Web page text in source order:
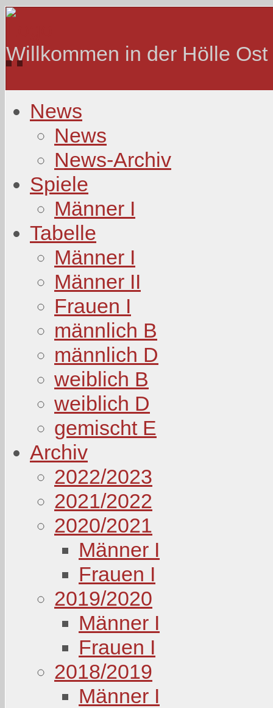
Willkommen in der Hölle Ost
News
News
News-Archiv
Spiele
Männer I
Tabelle
Männer I
Männer II
Frauen I
männlich B
männlich D
weiblich B
weiblich D
gemischt E
Archiv
2022/2023
2021/2022
2020/2021
Männer I
Frauen I
2019/2020
Männer I
Frauen I
2018/2019
Männer I